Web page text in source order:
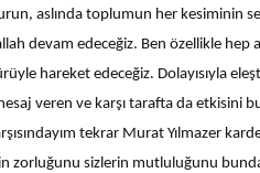
aslında toplumun her kesiminin
devam edeceğiz. Ben özellikle
hareket edeceğiz. Dolayısıyla
veren ve karşı tarafta da etkisini
tekrar Murat Yılmazer
zorluğunu sizlerin mutluluğunu